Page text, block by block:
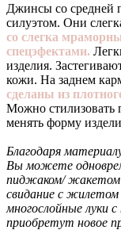
Джинсы со средней
силуэтом. Они
со слегка
спецэфектами.
изделия.
кожи. На заднем
сделаны из
Можно стилизовать
менять форму
Благодаря
Вы можете
пиджаком/ жакетом
свидание с
многослойные
приобретут новое